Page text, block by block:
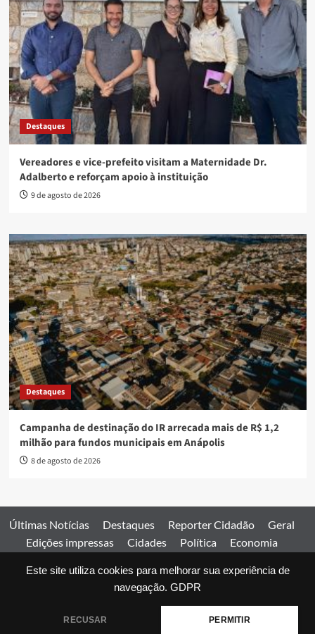
Este site utiliza cookies para melhorar sua experiência de
navegação. GDPR
RECUSAR PERMITIR
Destaques
Vereadores e vice-prefeito visitam a Maternidade Dr.
Adalberto e reforçam apoio à instituição
9 de agosto de 2026
Destaques
Campanha de destinação do IR arrecada mais de R$ 1,2
milhão para fundos municipais em Anápolis
8 de agosto de 2026
Últimas Notícias Destaques Reporter Cidadão
Geral
Edições impressas
Cidades Política
Economia
Comercial
Edições impressas Expediente Home
© 2026 Jornal Estado de Goiás. Todos os direitos reservados.